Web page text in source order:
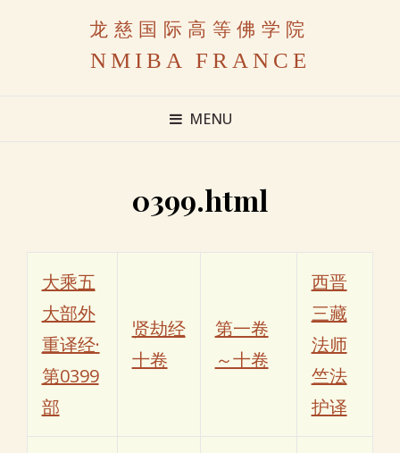
龙慈国际高等佛学院
NMIBA FRANCE
MENU
0399.html
大乘五
大部外
重译经·
第0399
部
贤劫经
十卷
第一卷
～十卷
西晋
三藏
法师
竺法
护译